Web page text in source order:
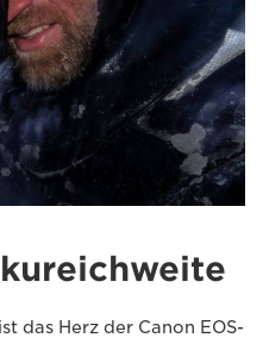
das Herz der Canon EOS-